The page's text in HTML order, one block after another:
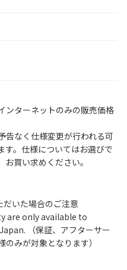
ンターネットのみの販売価格
なく仕様変更が行われる可
す。仕様についてはお選びで
買い求めください。
いた場合のご注意
are only available to
（保証、アフターサー
みが対象となります）